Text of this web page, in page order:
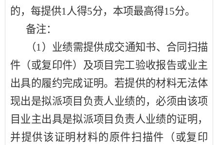
的，每提供1人得5分，本项最高得15分。
备注：
（1） 业绩需提供成交通知书、合同扫描
件（或复印件）及项目完工验收报告或业主
出具的履约完成证明。若提供的材料无法体
现出是拟派项目负责人业绩的，必须由该项
目业主出具是拟派项目负责人业绩的证明，
并提供该证明材料的原件扫描件（或复印